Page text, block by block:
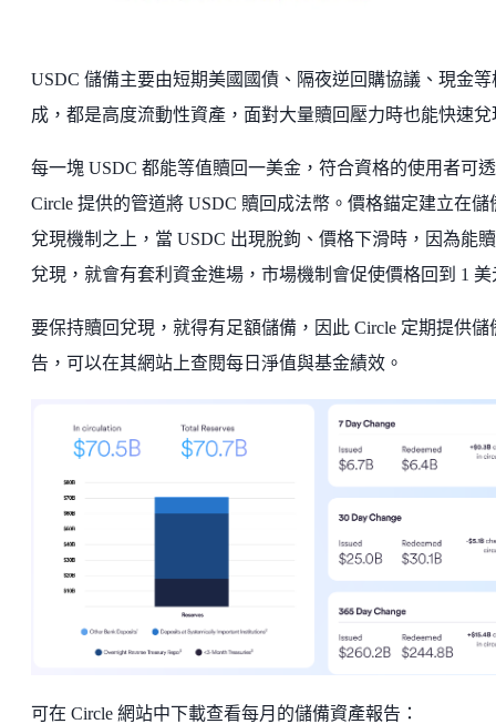
USDC 儲備主要由短期美國國債、隔夜逆回購協議、現金等
成，都是高度流動性資產，面對大量贖回壓力時也能快速兌
每一塊 USDC 都能等值贖回一美金，符合資格的使用者可
Circle 提供的管道將 USDC 贖回成法幣。價格錨定建立在儲
兌現機制之上，當 USDC 出現脫鉤、價格下滑時，因為能
兌現，就會有套利資金進場，市場機制會促使價格回到 1 美
要保持贖回兌現，就得有足額儲備，因此 Circle 定期提供儲
告，可以在其網站上查閱每日淨值與基金績效。
可在 Circle 網站中下載查看每月的儲備資產報告：